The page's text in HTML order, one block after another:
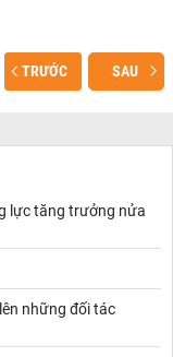
TRƯỚC SAU
lực tăng trưởng nửa
những đối tác